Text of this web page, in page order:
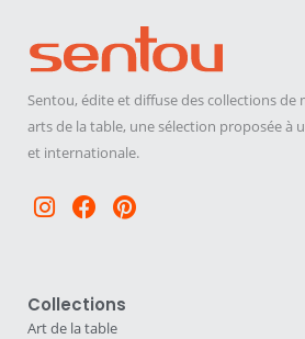
Sentou, édite et diffuse des collections de
arts de la table, une sélection proposée à
et internationale.
Instagram
Facebook
Pinterest
Collections
Art de la table